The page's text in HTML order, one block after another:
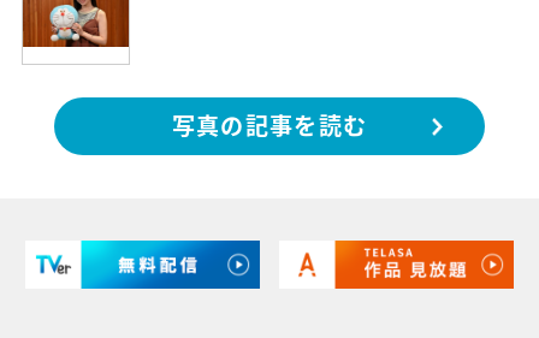
写真の記事を読む